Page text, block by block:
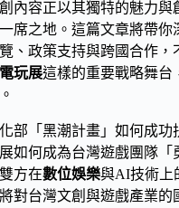
內容正以其獨特的魅力與
席之地。這篇文章將帶你
、政策支持與跨國合作，
玩展這樣的重要戰略舞台
部「黑潮計畫」如何成功
如何成為台灣遊戲團隊「
方在數位娛樂與AI技術上
對台灣文創與遊戲產業的